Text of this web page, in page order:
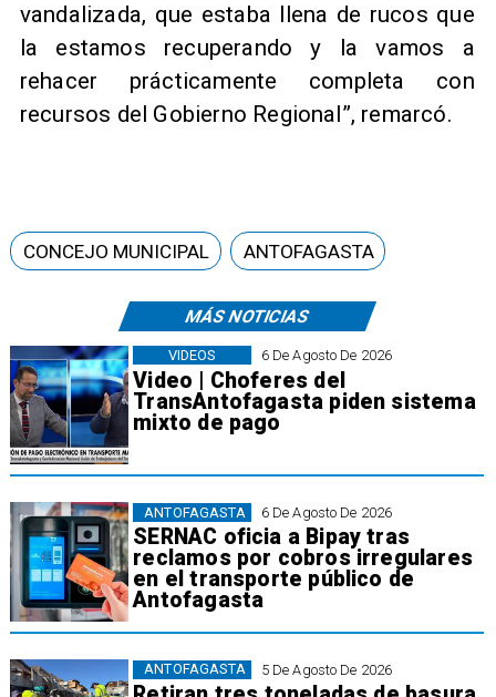
vandalizada, que estaba llena de rucos que
la estamos recuperando y la vamos a
rehacer prácticamente completa con
recursos del Gobierno Regional”, remarcó.
MÁS NOTICIAS
6 De Agosto De 2026
Video | Choferes del
TransAntofagasta piden sistema
mixto de pago
VIDEOS
6 De Agosto De 2026
SERNAC oficia a Bipay tras
reclamos por cobros irregulares
en el transporte público de
Antofagasta
ANTOFAGASTA
5 De Agosto De 2026
ANTOFAGASTA
CONCEJO MUNICIPAL ANTOFAGASTA